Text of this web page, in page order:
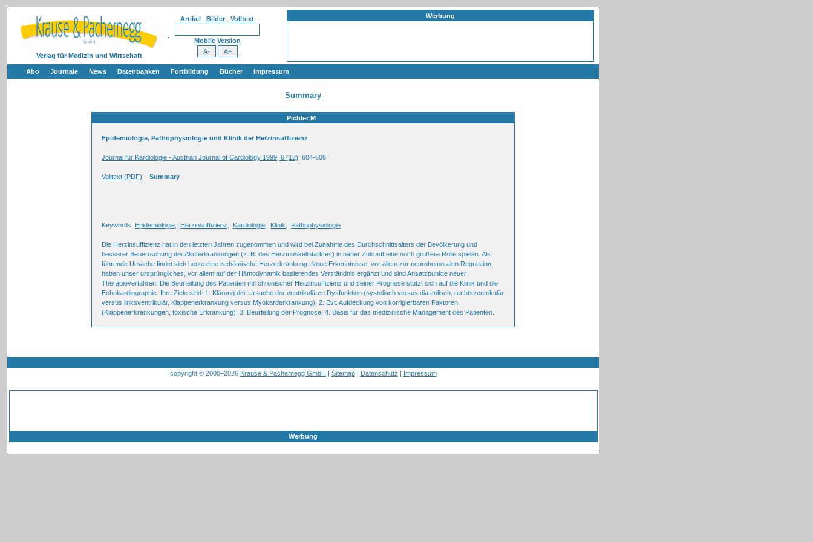
Verlag für Medizin und Wirtschaft
Artikel Bilder Volltext
Mobile Version
Werbung
Abo Journale News Datenbanken Fortbildung Bücher Impressum
Summary
Pichler M
Epidemiologie, Pathophysiologie und Klinik der Herzinsuffizienz
Journal für Kardiologie - Austrian Journal of Cardiology 1999; 6 (12): 604-606
Volltext (PDF) Summary
Keywords: Epidemiologie Herzinsuffizienz Kardiologie Klinik Pathophysiologie
Die Herzinsuffizienz hat in den letzten Jahren zugenommen und wird bei Zunahme des Durchschnittsalters der Bevölkerung und
besserer Beherrschung der Akuterkrankungen (z. B. des Herzmuskelinfarktes) in naher Zukunft eine noch größere Rolle spielen. Als
führende Ursache findet sich heute eine ischämische Herzerkrankung. Neue Erkenntnisse, vor allem zur neurohumoralen Regulation,
haben unser ursprüngliches, vor allem auf der Hämodynamik basierendes Verständnis ergänzt und sind Ansatzpunkte neuer
Therapieverfahren. Die Beurteilung des Patienten mit chronischer Herzinsuffizienz und seiner Prognose stützt sich auf die Klinik und die
Echokardiographie. Ihre Ziele sind: 1. Klärung der Ursache der ventrikulären Dysfunktion (systolisch versus diastolisch, rechtsventrikulär
versus linksventrikulär, Klappenerkrankung versus Myokarderkrankung); 2. Evt. Aufdeckung von korrigierbaren Faktoren
(Klappenerkrankungen, toxische Erkrankung); 3. Beurteilung der Prognose; 4. Basis für das medizinische Management des Patienten.
copyright © 2000–2026 Krause & Pachernegg GmbH | Sitemap| Datenschutz | Impressum
Werbung